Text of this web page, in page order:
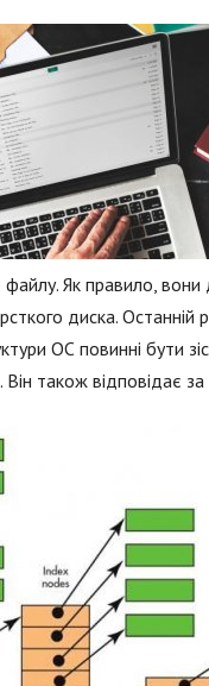
Як правило, вони
диска. Останній
ОС повинні бути
також відповідає